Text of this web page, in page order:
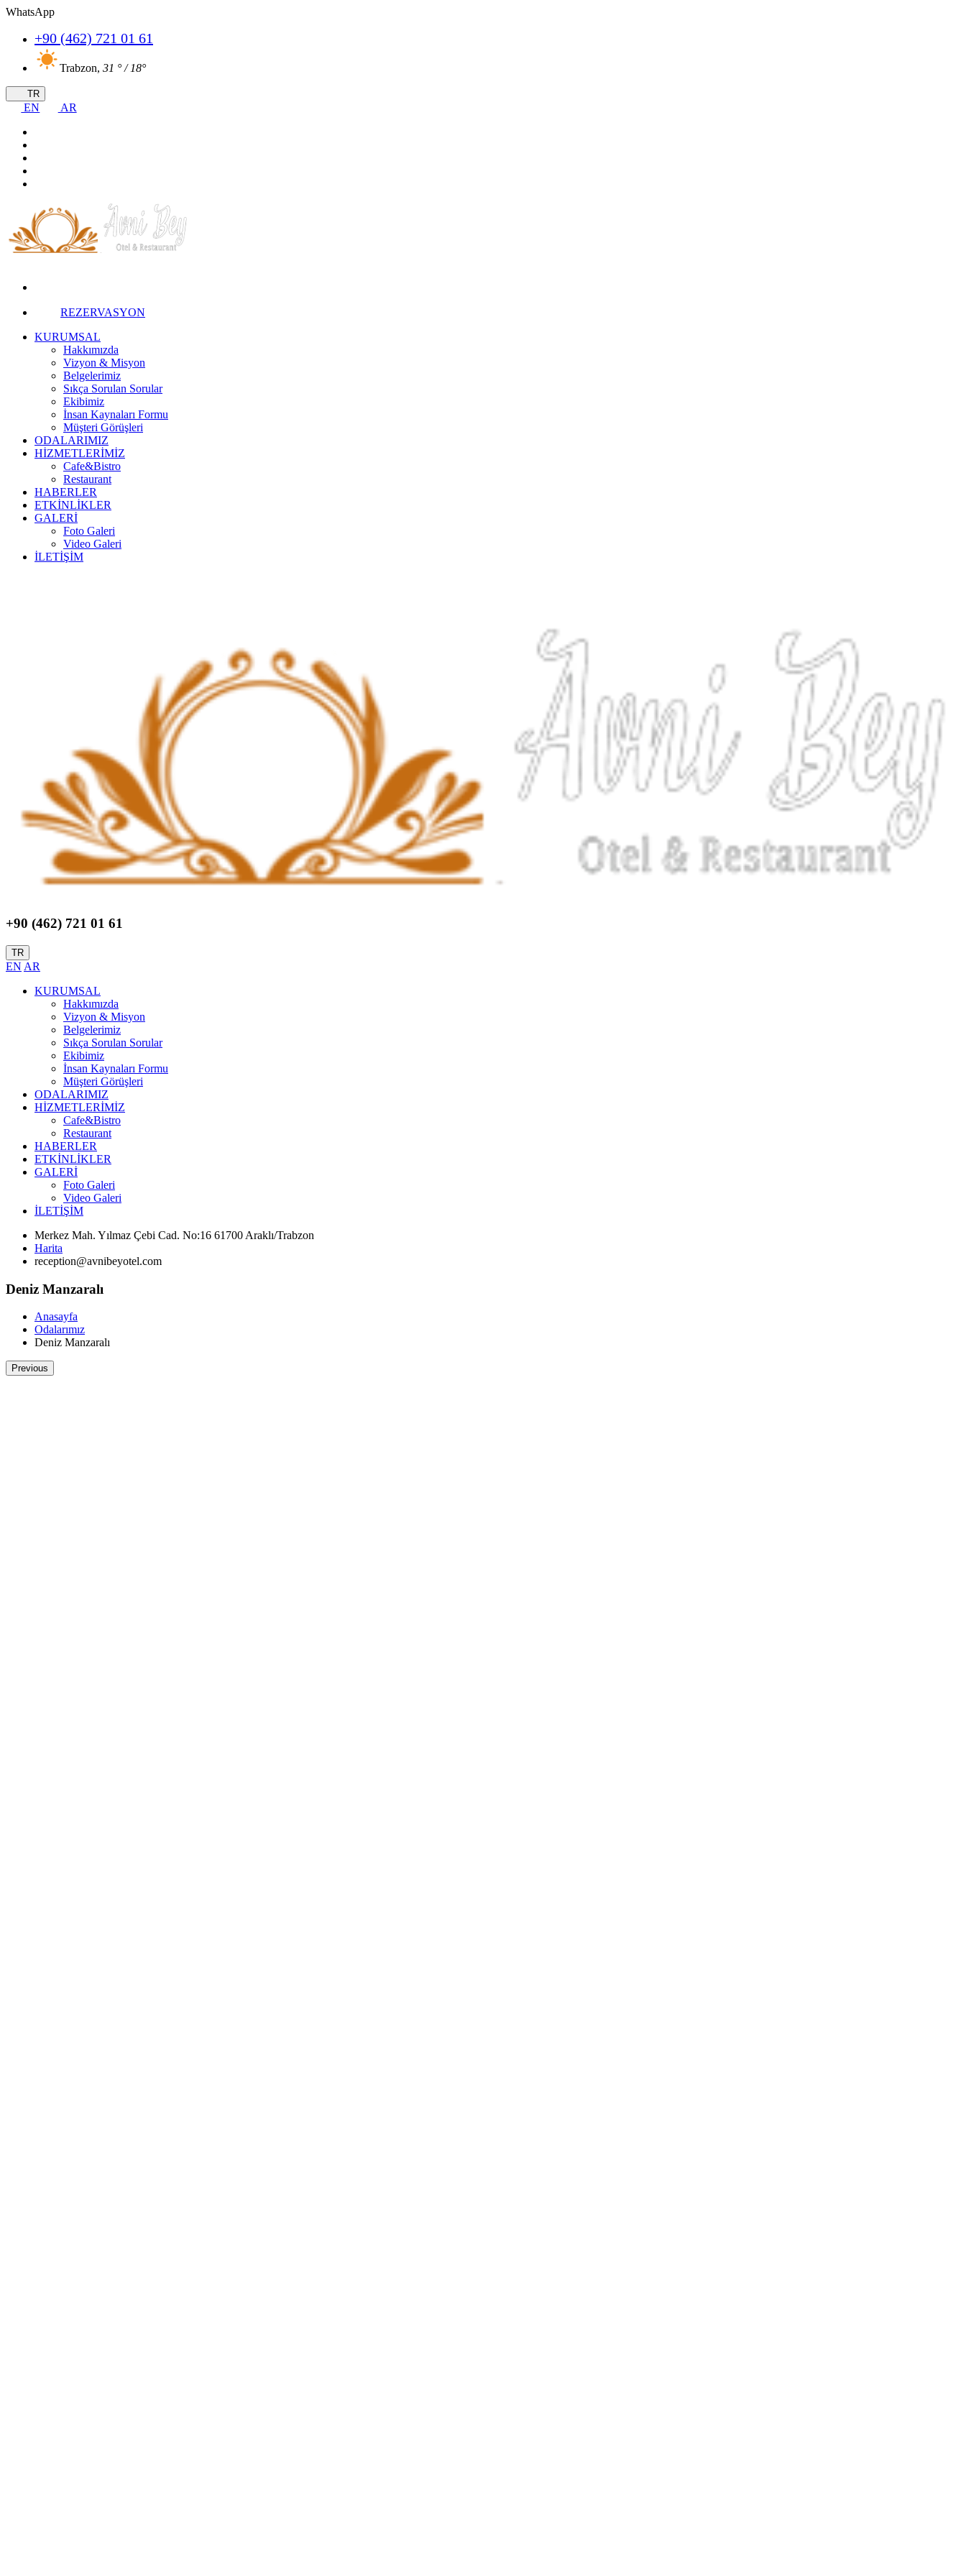
WhatsApp
+90 (462) 721 01 61
Trabzon, 31 ° / 18°
TR
EN AR
REZERVASYON
KURUMSAL
Hakkımızda
Vizyon & Misyon
Belgelerimiz
Sıkça Sorulan Sorular
Ekibimiz
İnsan Kaynaları Formu
Müşteri Görüşleri
ODALARIMIZ
HİZMETLERİMİZ
Cafe&Bistro
Restaurant
HABERLER
ETKİNLİKLER
GALERİ
Foto Galeri
Video Galeri
İLETİŞİM
+90 (462) 721 01 61
TR
EN AR
KURUMSAL
Hakkımızda
Vizyon & Misyon
Belgelerimiz
Sıkça Sorulan Sorular
Ekibimiz
İnsan Kaynaları Formu
Müşteri Görüşleri
ODALARIMIZ
HİZMETLERİMİZ
Cafe&Bistro
Restaurant
HABERLER
ETKİNLİKLER
GALERİ
Foto Galeri
Video Galeri
İLETİŞİM
Merkez Mah. Yılmaz Çebi Cad. No:16 61700 Araklı/Trabzon
Harita
reception@avnibeyotel.com
Deniz Manzaralı
Anasayfa
Odalarımız
Deniz Manzaralı
Previous